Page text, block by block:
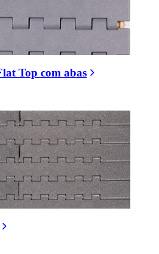
Top com abas